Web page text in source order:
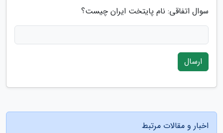
سوال اتفاقی: نام پایتخت ایران چیست؟
ارسال
اخبار و مقالات مرتبط